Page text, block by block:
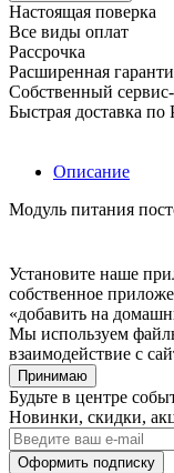
Настоящая поверка
Все виды оплат
Рассрочка
Расширенная
Собственный
Быстрая доставка по
Описание
Модуль питания
Установите наше
собственное
«добавить на
Мы используем
взаимодействие с
Принимаю
Будьте в центре
Новинки, скидки,
Оформить подписку